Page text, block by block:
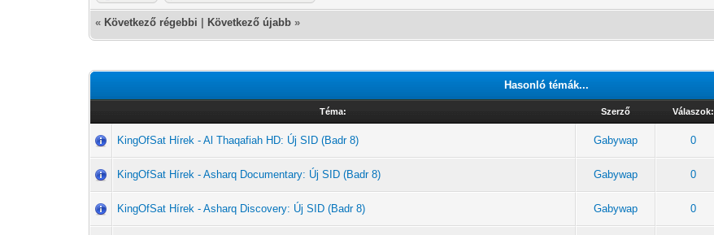
« Következő régebbi Következő újabb »
Hasonló témák...
Téma: Szerző Válaszok:
KingOfSat Hírek - Al Thaqafiah HD: Új SID (Badr 8) Gabywap 0
KingOfSat Hírek - Asharq Documentary: Új SID (Badr 8) Gabywap 0
KingOfSat Hírek - Asharq Discovery: Új SID (Badr 8) Gabywap 0